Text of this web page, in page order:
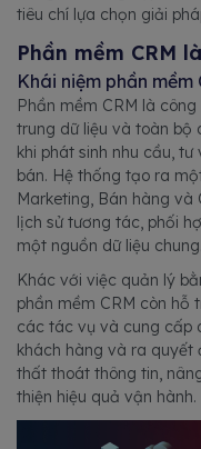
tiêu chí lựa chọn giải
Phần mềm CRM
Khái niệm phần mềm
Phần mềm CRM là
trung dữ liệu và toàn bộ
khi phát sinh nhu cầu,
bán. Hệ thống tạo ra
Marketing, Bán hàng và
lịch sử tương tác, phối
một nguồn dữ liệu chung.
Khác với việc quản lý
phần mềm CRM còn hỗ
các tác vụ và cung cấp
khách hàng và ra quyết
thất thoát thông tin,
thiện hiệu quả vận hành.